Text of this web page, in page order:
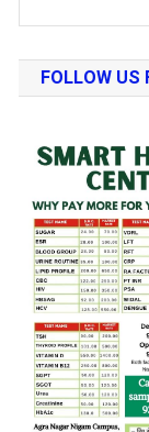
FOLLOW US